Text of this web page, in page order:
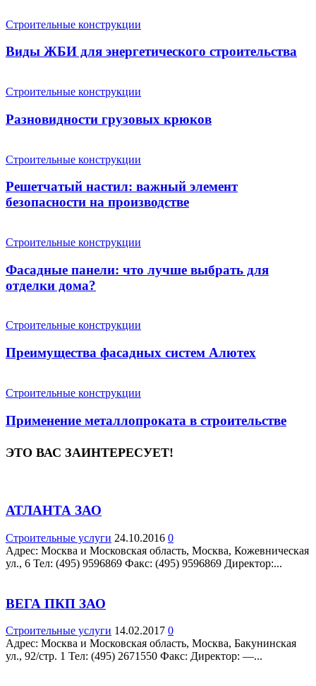
Строительные конструкции
Виды ЖБИ для энергетического строительства
Строительные конструкции
Разновидности грузовых крюков
Строительные конструкции
Решетчатый настил: важный элемент
безопасности на производстве
Строительные конструкции
Фасадные панели: что лучше выбрать для
отделки дома?
Строительные конструкции
Преимущества фасадных систем Алютех
Строительные конструкции
Применение металлопроката в строительстве
ЭТО ВАС ЗАИНТЕРЕСУЕТ!
АТЛАНТА ЗАО
Строительные услуги 24.10.2016 0
Адрес: Москва и Московская область, Москва, Кожевническая
ул., 6 Teл: (495) 9596869 Факс: (495) 9596869 Директор:...
ВЕГА ПКП ЗАО
Строительные услуги 14.02.2017 0
Адрес: Москва и Московская область, Москва, Бакунинская
ул., 92/стр. 1 Teл: (495) 2671550 Факс: Директор: —...